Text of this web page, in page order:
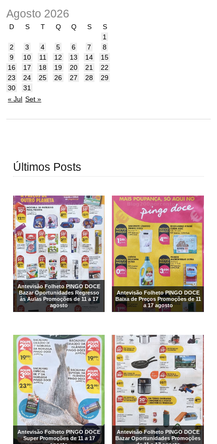
Agosto 2026
D S T Q Q S
S
1
2
3 4 5 6 7
8
9
10 11 12 13 14
15
16
17 18 19 20 21
22
23
24 25 26 27 28
29
30
31
« Jul Set »
Últimos Posts
Antevisão Folheto PINGO DOCE
Bazar Oportunidades Regresso
às Aulas Promoções de 11 a 17
agosto
Antevisão Folheto PINGO DOCE
Baixa de Preços Promoções de 11
a 17 agosto
Antevisão Folheto PINGO DOCE
Super Promoções de 11 a 17
Antevisão Folheto PINGO DOCE
Bazar Oportunidades Promoções